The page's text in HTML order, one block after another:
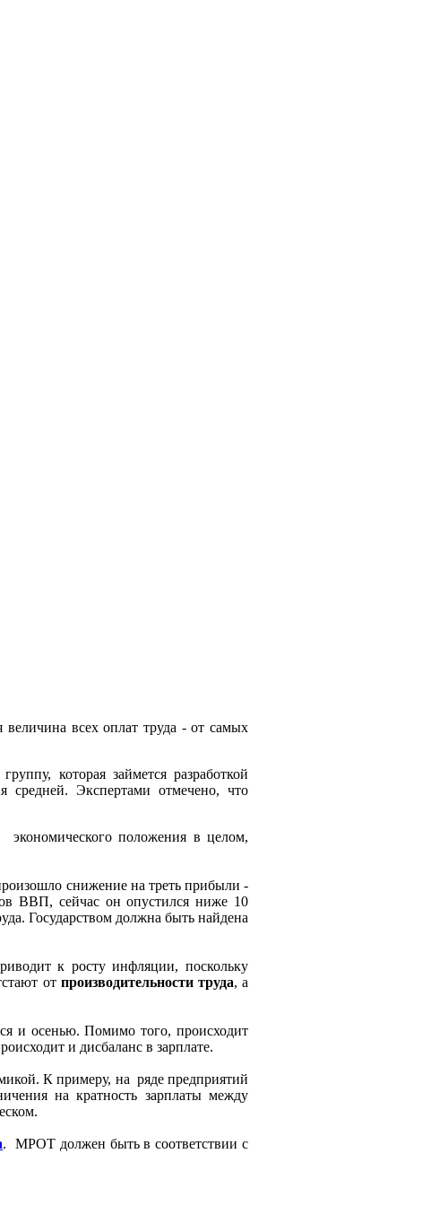
величина всех оплат труда - от самых
которая займется разработкой
средней. Экспертами отмечено, что
экономического положения в целом,
снижение на треть прибыли -
ВВП, сейчас он опустился ниже 10
Государством должна быть найдена
к росту инфляции, поскольку
от производительности труда, а
и осенью. Помимо того, происходит
и дисбаланс в зарплате.
К примеру, на ряде предприятий
на кратность зарплаты между
. МРОТ должен быть в соответствии с